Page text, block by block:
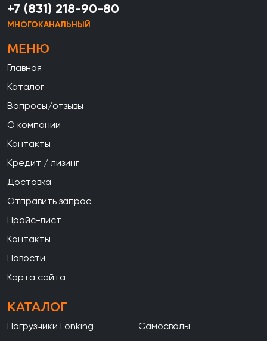
+7 (831) 218-90-80
МНОГОКАНАЛЬНЫЙ
МЕНЮ
Главная
Каталог
Вопросы/отзывы
О компании
Контакты
Кредит / лизинг
Доставка
Отправить запрос
Прайс-лист
Контакты
Новости
Карта сайта
КАТАЛОГ
Погрузчики Lonking
Самосвалы